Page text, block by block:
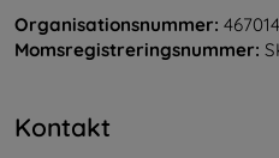
Organisationsnummer:
Momsregistreringsnummer:
Kontakt